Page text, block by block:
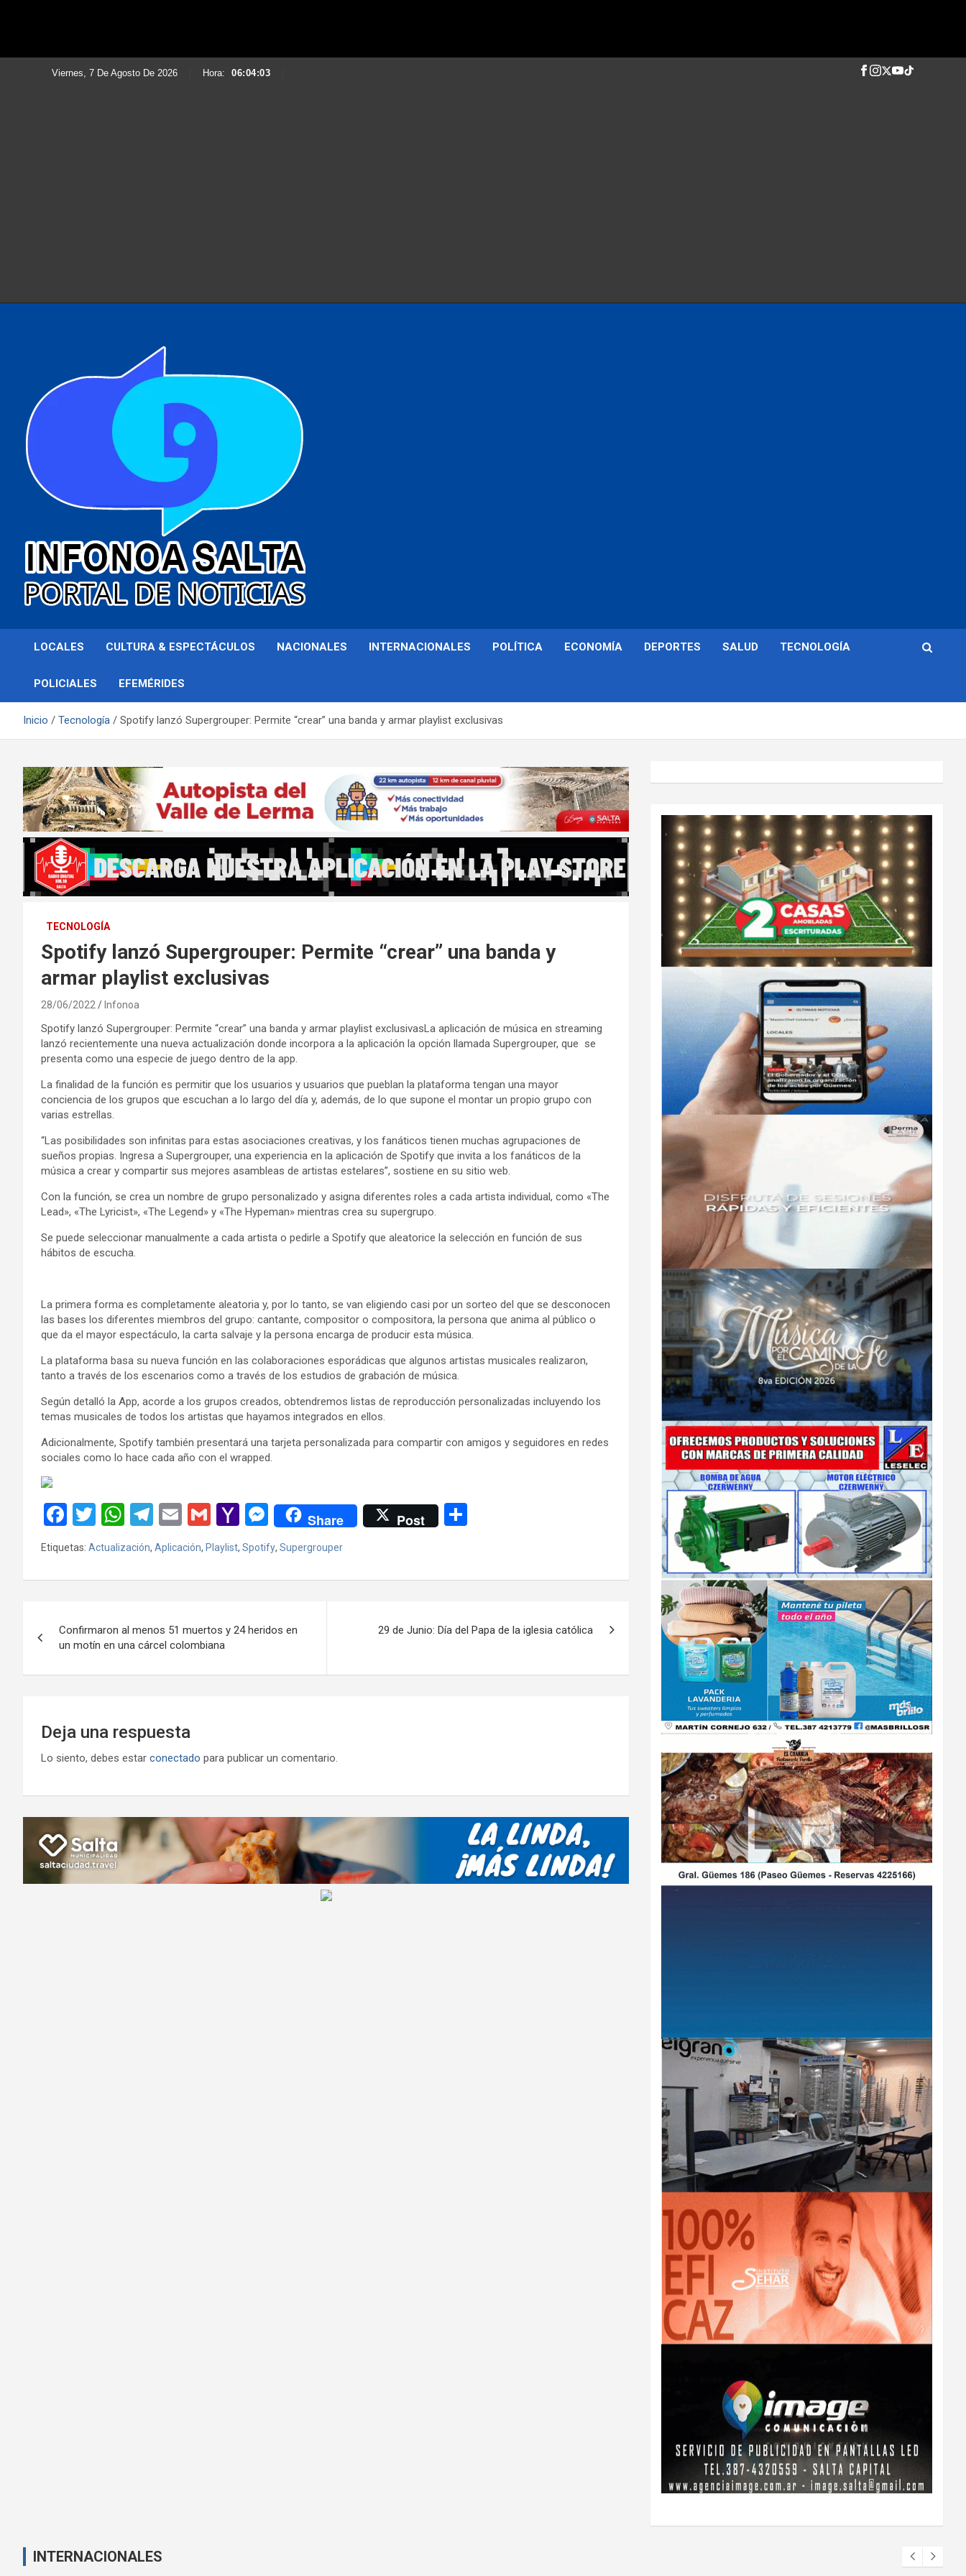
Viernes, 7 De Agosto De 2026 Hora: 06:04:04
Infonoa Salta
LOCALES CULTURA & ESPECTÁCULOS NACIONALES INTERNACIONALES POLÍTICA ECONOMÍA DEPORTES SALUD TECNOLOGÍA
POLICIALES EFEMÉRIDES
Inicio Tecnología Spotify lanzó Supergrouper: Permite “crear” una banda y armar playlist exclusivas
TECNOLOGÍA
Spotify lanzó Supergrouper: Permite “crear” una banda y
armar playlist exclusivas
28/06/2022 Infonoa
Spotify lanzó Supergrouper: Permite “crear” una banda y armar playlist exclusivasLa aplicación de música en streaming
lanzó recientemente una nueva actualización donde incorpora a la aplicación la opción llamada Supergrouper, que se
presenta como una especie de juego dentro de la app.
La finalidad de la función es permitir que los usuarios y usuarios que pueblan la plataforma tengan una mayor
conciencia de los grupos que escuchan a lo largo del día y, además, de lo que supone el montar un propio grupo con
varias estrellas.
“Las posibilidades son infinitas para estas asociaciones creativas, y los fanáticos tienen muchas agrupaciones de
sueños propias. Ingresa a Supergrouper, una experiencia en la aplicación de Spotify que invita a los fanáticos de la
música a crear y compartir sus mejores asambleas de artistas estelares”, sostiene en su sitio web.
Con la función, se crea un nombre de grupo personalizado y asigna diferentes roles a cada artista individual, como «The
Lead», «The Lyricist», «The Legend» y «The Hypeman» mientras crea su supergrupo.
Se puede seleccionar manualmente a cada artista o pedirle a Spotify que aleatorice la selección en función de sus
hábitos de escucha.
La primera forma es completamente aleatoria y, por lo tanto, se van eligiendo casi por un sorteo del que se desconocen
las bases los diferentes miembros del grupo: cantante, compositor o compositora, la persona que anima al público o
que da el mayor espectáculo, la carta salvaje y la persona encarga de producir esta música.
La plataforma basa su nueva función en las colaboraciones esporádicas que algunos artistas musicales realizaron,
tanto a través de los escenarios como a través de los estudios de grabación de música.
Según detalló la App, acorde a los grupos creados, obtendremos listas de reproducción personalizadas incluyendo los
temas musicales de todos los artistas que hayamos integrados en ellos.
Adicionalmente, Spotify también presentará una tarjeta personalizada para compartir con amigos y seguidores en redes
sociales como lo hace cada año con el wrapped.
F
a
ce
b
o
k
T
wi
tt
er
W
at
s
p
p
T
el
e
gr
m
E
m
ail
G
m
ail
Y
a
h
o
M
M
es
se
n
er
Share Post
p
tir
Etiquetas: Actualización, Aplicación, Playlist, Spotify, Supergrouper
de
entradas
Confirmaron al menos 51 muertos y 24 heridos en
un motín en una cárcel colombiana
29 de Junio: Día del Papa de la iglesia católica
Deja una respuesta
Lo siento, debes estar conectado para publicar un comentario.
INTERNACIONALES